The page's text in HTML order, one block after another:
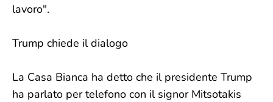
lavoro".
Trump chiede il dialogo
La Casa Bianca ha detto che il presidente Trump
ha parlato per telefono con il signor Mitsotakis